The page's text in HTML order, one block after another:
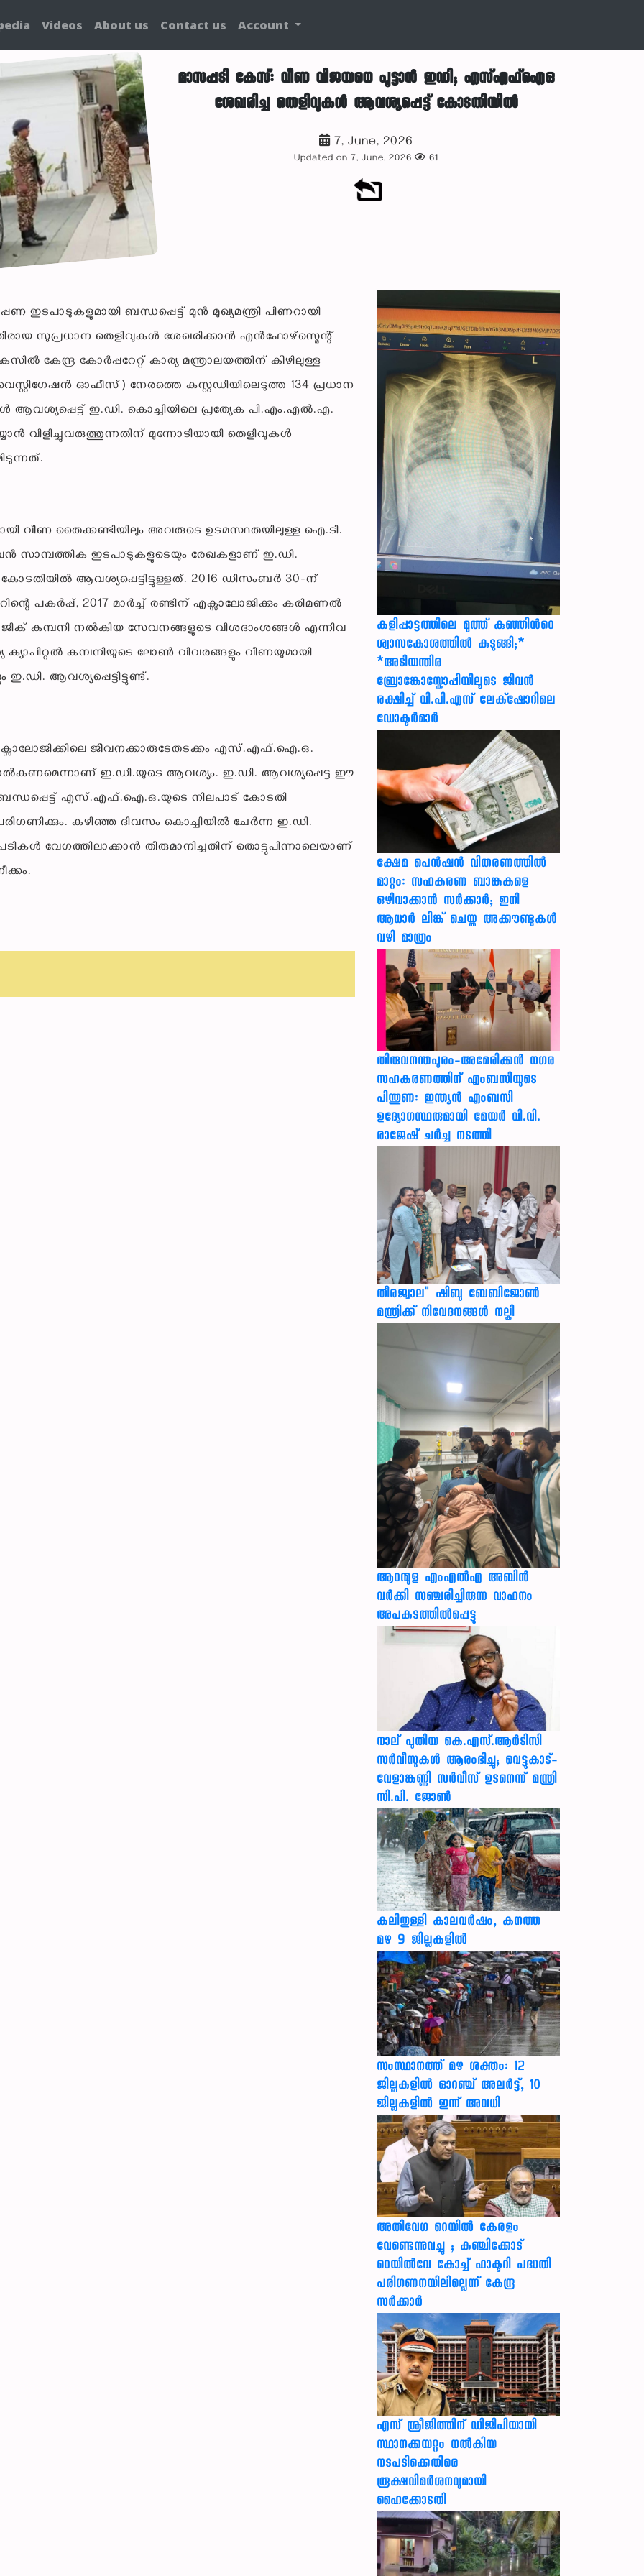
Videos About us Contact us Account
മാസപ്പടി കേസ്: വീണ വിജയനെ പൂട്ടാൻ ഇഡി; എസ്എഫ്ഐഒ
ശേഖരിച്ച തെളിവുകൾ ആവശ്യപ്പെട്ട് കോടതിയിൽ
7, June, 2026
Updated on 7, June, 2026 61
ഇടപാടുകളുമായി ബന്ധപ്പെട്ട് മുൻ മുഖ്യമന്ത്രി പിണറായി
സുപ്രധാന തെളിവുകൾ ശേഖരിക്കാൻ എൻഫോഴ്സ്മെന്റ്
കേന്ദ്ര കോർപ്പറേറ്റ് കാര്യ മന്ത്രാലയത്തിന് കീഴിലുള്ള
ഓഫീസ്) നേരത്തെ കസ്റ്റഡിയിലെടുത്ത 134 പ്രധാന
ആവശ്യപ്പെട്ട് ഇ.ഡി. കൊച്ചിയിലെ പ്രത്യേക പി.എം.എൽ.എ.
വിളിച്ചുവരുത്തുന്നതിന് മുന്നോടിയായി തെളിവുകൾ
വീണ തൈക്കണ്ടിയിലും അവരുടെ ഉടമസ്ഥതയിലുള്ള ഐ.ടി.
സാമ്പത്തിക ഇടപാടുകളുടെയും രേഖകളാണ് ഇ.ഡി.
ആവശ്യപ്പെട്ടിട്ടുള്ളത്. 2016 ഡിസംബർ 30-ന്
പകർപ്പ്, 2017 മാർച്ച് രണ്ടിന് എക്സാലോജിക്കും കരിമണൽ
കമ്പനി നൽകിയ സേവനങ്ങളുടെ വിശദാംശങ്ങൾ എന്നിവ
കമ്പനിയുടെ ലോൺ വിവരങ്ങളും വീണയുമായി
ആവശ്യപ്പെട്ടിട്ടുണ്ട്.
ജീവനക്കാരുടേതടക്കം എസ്.എഫ്.ഐ.ഒ.
ഇ.ഡി.യുടെ ആവശ്യം. ഇ.ഡി. ആവശ്യപ്പെട്ട ഈ
എസ്.എഫ്.ഐ.ഒ.യുടെ നിലപാട് കോടതി
കഴിഞ്ഞ ദിവസം കൊച്ചിയിൽ ചേർന്ന ഇ.ഡി.
വേഗത്തിലാക്കാൻ തീരുമാനിച്ചതിന് തൊട്ടുപിന്നാലെയാണ്
കളിപ്പാട്ടത്തിലെ മുത്ത് കുഞ്ഞിന്‍റെ
ശ്വാസകോശത്തിൽ കുടുങ്ങി;*
*അടിയന്തിര
ബ്രോങ്കോസ്കോപ്പിയിലൂടെ ജീവൻ
രക്ഷ‍ിച്ച് വി.പി.എസ് ലേക്‌ഷോറിലെ
ഡോക്ടർമാർ
ക്ഷേമ പെൻഷൻ വിതരണത്തിൽ
മാറ്റം: സഹകരണ ബാങ്കുകളെ
ഒഴിവാക്കാൻ സർക്കാർ; ഇനി
ആധാർ ലിങ്ക് ചെയ്ത അക്കൗണ്ടുകൾ
വഴി മാത്രം
തിരുവനന്തപുരം-അമേരിക്കന്‍ നഗര
സഹകരണത്തിന് എംബസിയുടെ
പിന്തുണ: ഇന്ത്യന്‍ എംബസി
ഉദ്യോഗസ്ഥരുമായി മേയര്‍ വി.വി.
രാജേഷ് ചര്‍ച്ച നടത്തി
തീരജ്വാല" ഷിബു ബേബിജോൺ
മന്ത്രിക്ക് നിവേദനങ്ങള്‍ നല്കി
ആറന്മുള എംഎൽഎ അബിൻ
വർക്കി സഞ്ചരിച്ചിരുന്ന വാഹനം
അപകടത്തിൽപ്പെട്ടു
നാല് പുതിയ കെ.എസ്.ആർടിസി
സർവീസുകൾ ആരംഭിച്ചു; വെട്ടുകാട്-
വേളാങ്കണ്ണി സർവീസ് ഉടനെന്ന് മന്ത്രി
സി.പി. ജോൺ
കലിതുള്ളി കാലവർഷം, കനത്ത
മഴ 9 ജില്ലകളിൽ
സംസ്ഥാനത്ത് മഴ ശക്തം: 12
ജില്ലകളിൽ ഓറഞ്ച് അലർട്ട്, 10
ജില്ലകളിൽ ഇന്ന് അവധി
അതിവേഗ റെയിൽ കേരളം
വേണ്ടെന്നുവച്ചു ; കഞ്ചിക്കോട്
റെയിൽവേ കോച്ച് ഫാക്ടറി പദ്ധതി
പരിഗണനയിലില്ലെന്ന് കേന്ദ്ര
സർക്കാർ
എസ് ശ്രീജിത്തിന് ഡിജിപിയായി
സ്ഥാനക്കയറ്റം നൽകിയ
നടപടിക്കെതിരെ
രൂക്ഷവിമർശനവുമായി
ഹൈക്കോടതി